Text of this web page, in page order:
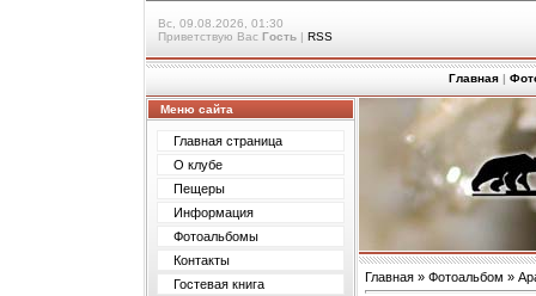
Вс, 09.08.2026, 01:30
Приветствую Вас Гость | RSS
Главная |
Меню сайта
Главная страница
О клубе
Пещеры
Информация
Фотоальбомы
Контакты
Гостевая книга
Главная » Фотоальбом »